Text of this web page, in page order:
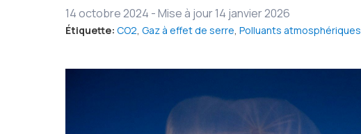
14 octobre 2024 -Mise à jour 14 janvier 2026
Étiquette:CO2,Gaz à effet de serre,Polluants atmosphériques